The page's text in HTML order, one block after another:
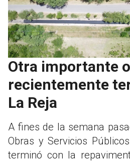
Otra importante
recientemente
La Reja
A fines de la semana
Obras y Servicios
terminó con la